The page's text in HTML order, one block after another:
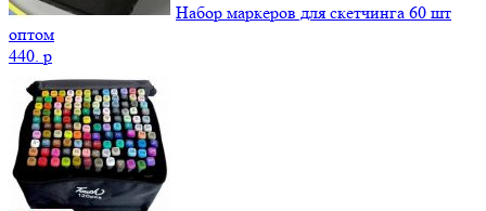
Набор маркеров для скетчинга 60 шт
оптом
440. p